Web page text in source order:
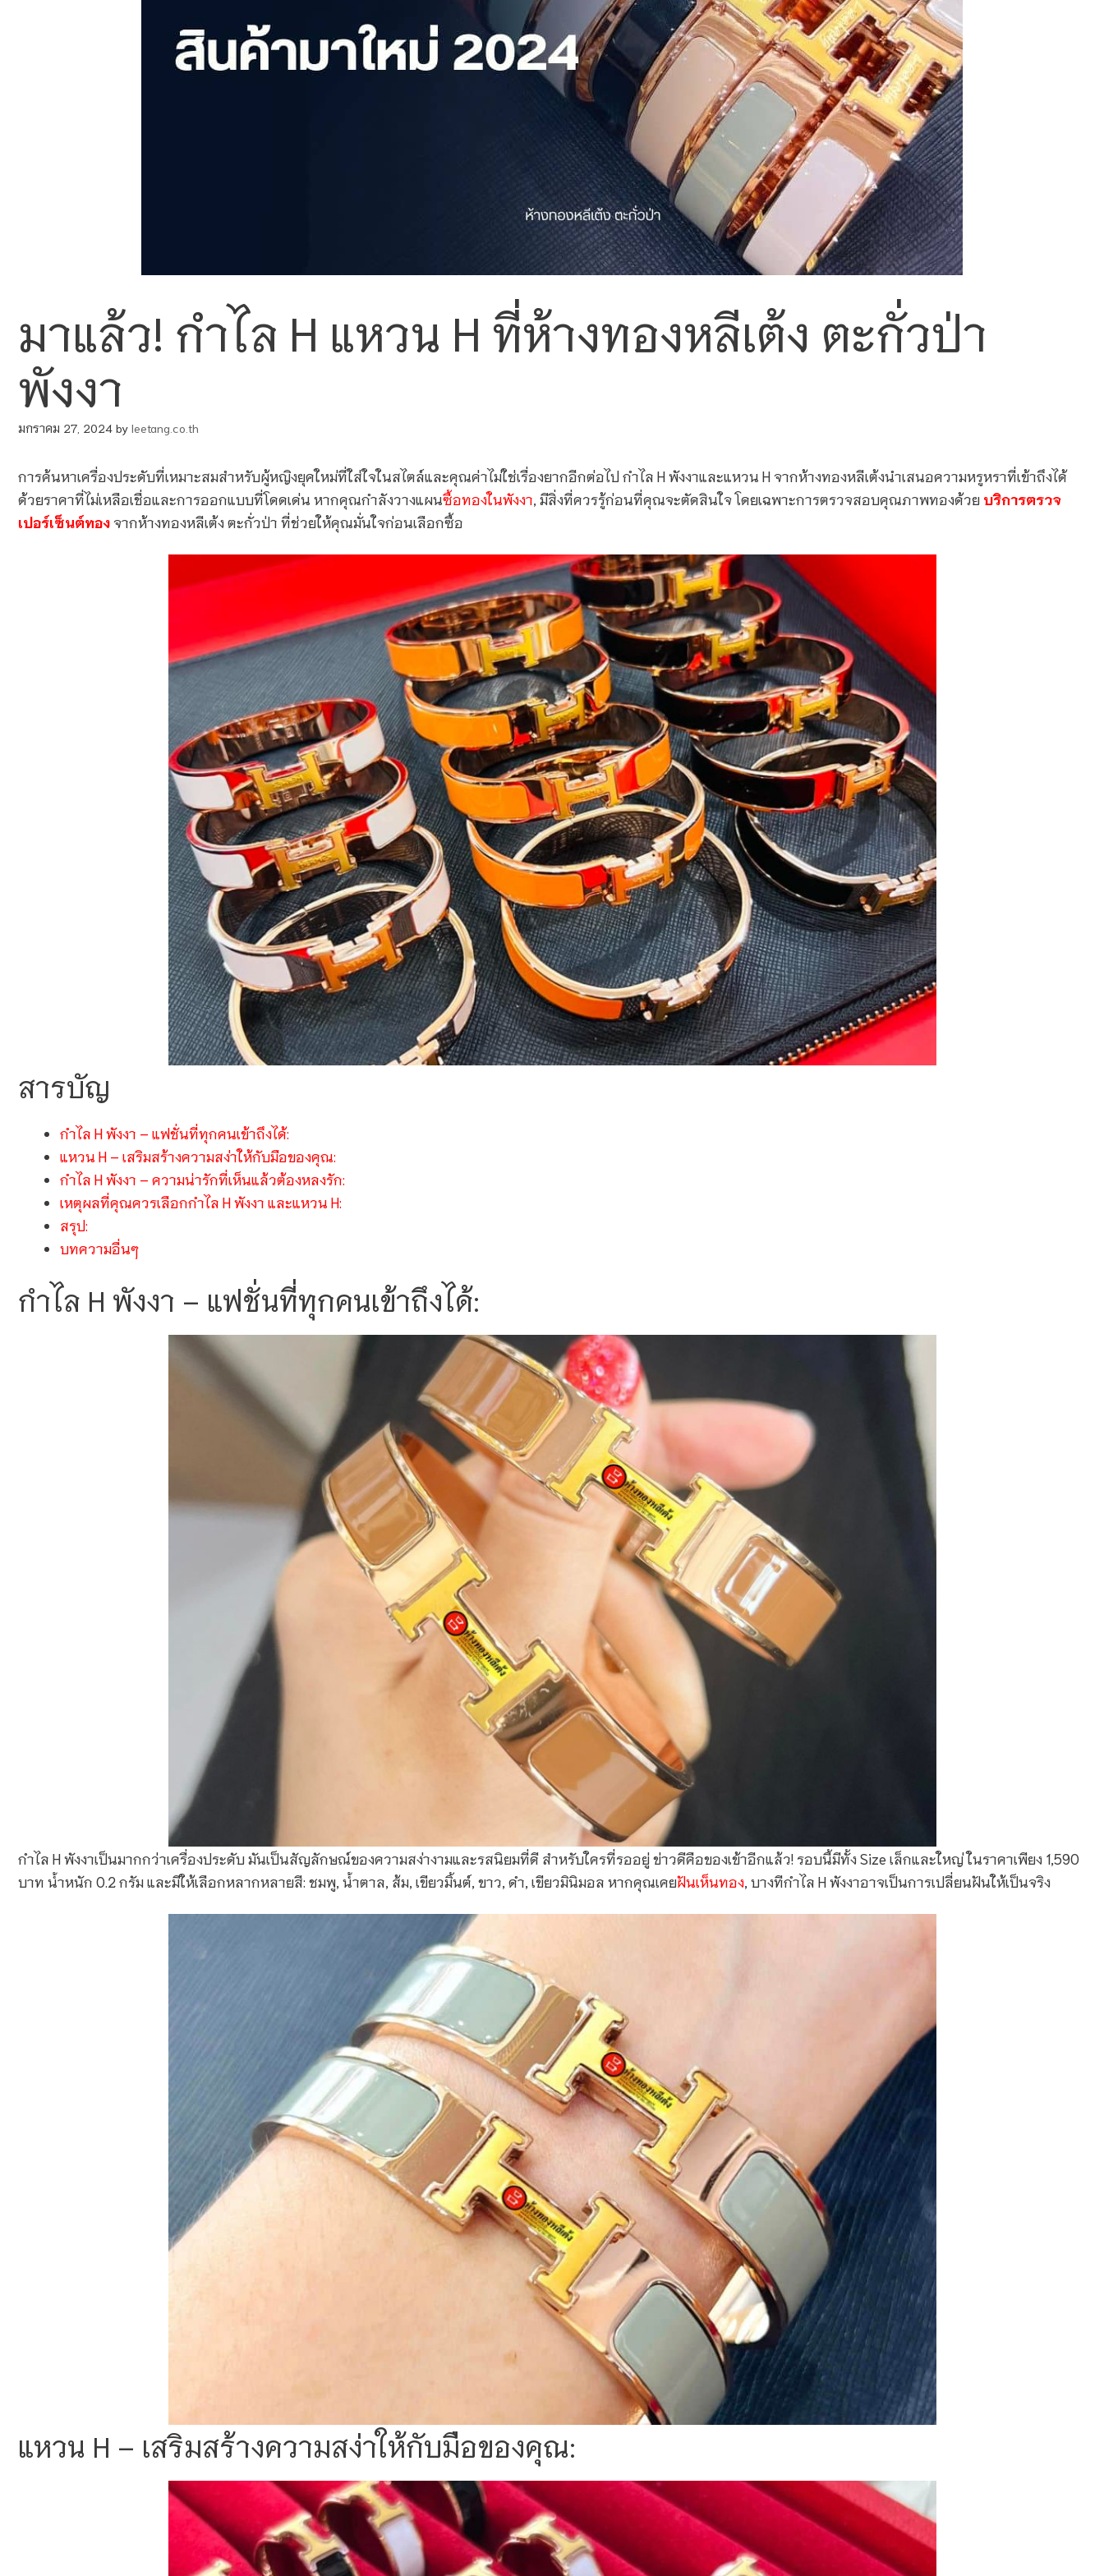
มาแล้ว! กำไล H แหวน H ที่ห้างทองหลีเต้ง ตะกั่วป่า
พังงา
มกราคม 27, 2024 by leetang.co.th
การค้นหาเครื่องประดับที่เหมาะสมสำหรับผู้หญิงยุคใหม่ที่ใส่ใจในสไตล์และคุณค่าไม่ใช่เรื่องยากอีกต่อไป กำไล H พังงาและแหวน H จากห้างทองหลีเต้งนำเสนอความหรูหราที่เข้าถึงได้
ด้วยราคาที่ไม่เหลือเชื่อและการออกแบบที่โดดเด่น หากคุณกำลังวางแผนซื้อทองในพังงา , มีสิ่งที่ควรรู้ก่อนที่คุณจะตัดสินใจ โดยเฉพาะการตรวจสอบคุณภาพทองด้วย บริการตรวจ
เปอร์เซ็นต์ทองจากห้างทองหลีเต้ง ตะกั่วป่า ที่ช่วยให้คุณมั่นใจก่อนเลือกซื้อ
สารบัญ
กำไล H พังงา – แฟชั่นที่ทุกคนเข้าถึงได้:
แหวน H – เสริมสร้างความสง่าให้กับมือของคุณ:
กำไล H พังงา – ความน่ารักที่เห็นแล้วต้องหลงรัก:
เหตุผลที่คุณควรเลือกกำไล H พังงา และแหวน H:
สรุป:
บทความอื่นๆ
กำไล H พังงา – แฟชั่นที่ทุกคนเข้าถึงได้:
กำไล H พังงาเป็นมากกว่าเครื่องประดับ มันเป็นสัญลักษณ์ของความสง่างามและรสนิยมที่ดี สำหรับใครที่รออยู่ ข่าวดีคือของเข้าอีกแล้ว! รอบนี้มีทั้ง Size เล็กและใหญ่ ในราคาเพียง 1,590
บาท น้ำหนัก 0.2 กรัม และมีให้เลือกหลากหลายสี: ชมพู, น้ำตาล, ส้ม, เขียวมิ้นต์, ขาว, ดำ, เขียวมินิมอล หากคุณเคยฝันเห็นทอง , บางทีกำไล H พังงาอาจเป็นการเปลี่ยนฝันให้เป็นจริง
แหวน H – เสริมสร้างความสง่าให้กับมือของคุณ: